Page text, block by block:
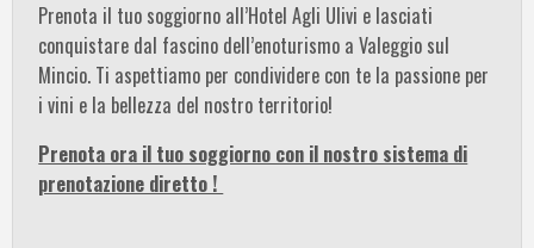
Prenota il tuo soggiorno all’Hotel Agli Ulivi e lasciati
conquistare dal fascino dell’enoturismo a Valeggio sul
Mincio. Ti aspettiamo per condividere con te la passione per
i vini e la bellezza del nostro territorio!
Prenota ora il tuo soggiorno con il nostro sistema di
prenotazione diretto !